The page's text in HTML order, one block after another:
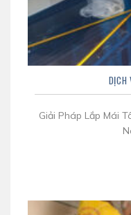
Giải Pháp Lắp Mái